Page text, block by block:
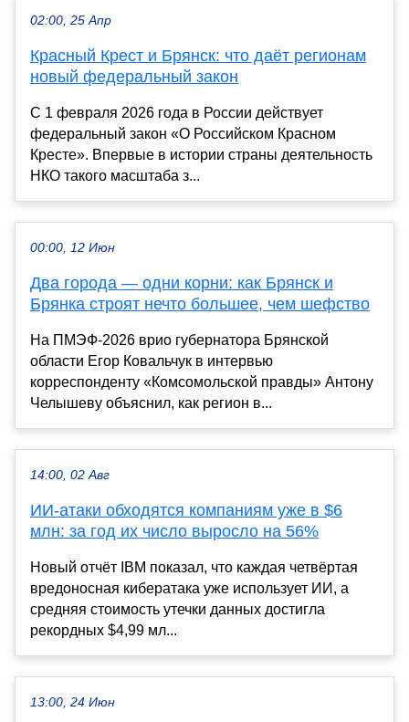
02:00, 25 Апр
Красный Крест и Брянск: что даёт регионам
новый федеральный закон
С 1 февраля 2026 года в России действует
федеральный закон «О Российском Красном
Кресте». Впервые в истории страны деятельность
НКО такого масштаба з...
00:00, 12 Июн
Два города — одни корни: как Брянск и
Брянка строят нечто большее, чем шефство
На ПМЭФ-2026 врио губернатора Брянской
области Егор Ковальчук в интервью
корреспонденту «Комсомольской правды» Антону
Челышеву объяснил, как регион в...
14:00, 02 Авг
ИИ-атаки обходятся компаниям уже в $6
млн: за год их число выросло на 56%
Новый отчёт IBM показал, что каждая четвёртая
вредоносная кибератака уже использует ИИ, а
средняя стоимость утечки данных достигла
рекордных $4,99 мл...
13:00, 24 Июн